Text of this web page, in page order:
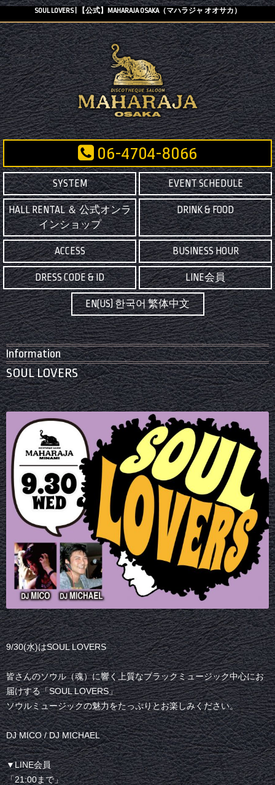
SOUL LOVERS | 【公式】MAHARAJA OSAKA（マハラジャ オオサカ）
06-4704-8066
SYSTEM EVENT SCHEDULE
HALL RENTAL ＆ 公式オンラ
インショップ
DRINK & FOOD
ACCESS BUSINESS HOUR
DRESS CODE & ID LINE会員
EN(US) 한국어 繁体中文
Information
SOUL LOVERS
9/30(水)はSOUL LOVERS
皆さんのソウル（魂）に響く上質なブラックミュージック中心にお
届けする「SOUL LOVERS」
ソウルミュージックの魅力をたっぷりとお楽しみください。
DJ MICO / DJ MICHAEL
▼LINE会員
「21:00まで」